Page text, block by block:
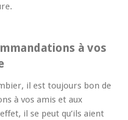
à vos
il est toujours bon de
à vos amis et aux
il se peut qu’ils aient